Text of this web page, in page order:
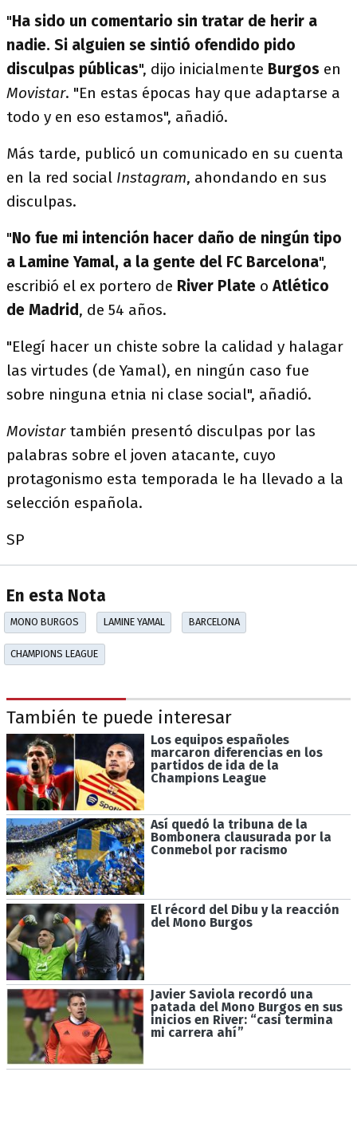
"Ha sido un comentario sin tratar de herir a
nadie. Si alguien se sintió ofendido pido
disculpas públicas", dijo inicialmente Burgos en
Movistar. "En estas épocas hay que adaptarse a
todo y en eso estamos", añadió.
Más tarde, publicó un comunicado en su cuenta
en la red social Instagram, ahondando en sus
disculpas.
"No fue mi intención hacer daño de ningún tipo
a Lamine Yamal, a la gente del FC Barcelona",
escribió el ex portero de River Plate oAtlético
de Madrid, de 54 años.
"Elegí hacer un chiste sobre la calidad y halagar
las virtudes (de Yamal), en ningún caso fue
sobre ninguna etnia ni clase social", añadió.
Movistar también presentó disculpas por las
palabras sobre el joven atacante, cuyo
protagonismo esta temporada le ha llevado a la
selección española.
SP
En esta Nota
MONO BURGOS LAMINE YAMAL BARCELONA
CHAMPIONS LEAGUE
También te puede interesar
Los equipos españoles
marcaron diferencias en los
partidos de ida de la
Champions League
Así quedó la tribuna de la
Bombonera clausurada por la
Conmebol por racismo
El récord del Dibu y la reacción
del Mono Burgos
Javier Saviola recordó una
patada del Mono Burgos en sus
inicios en River: “casi termina
mi carrera ahí”